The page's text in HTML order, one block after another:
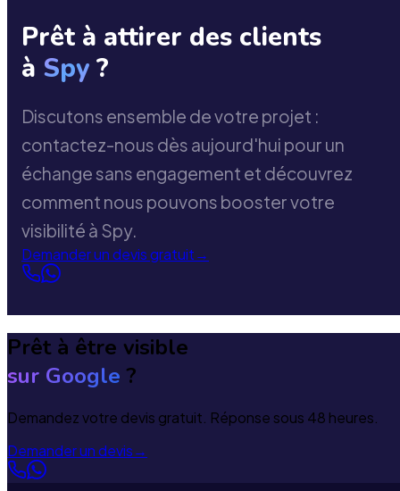
Prêt à attirer des clients
à Spy ?
Discutons ensemble de votre projet :
contactez-nous dès aujourd'hui pour un
échange sans engagement et découvrez
comment nous pouvons booster votre
visibilité à Spy.
Demander un devis gratuit→
Prêt à être visible
sur Google ?
Demandez votre devis gratuit. Réponse sous 48 heures.
Demander un devis→